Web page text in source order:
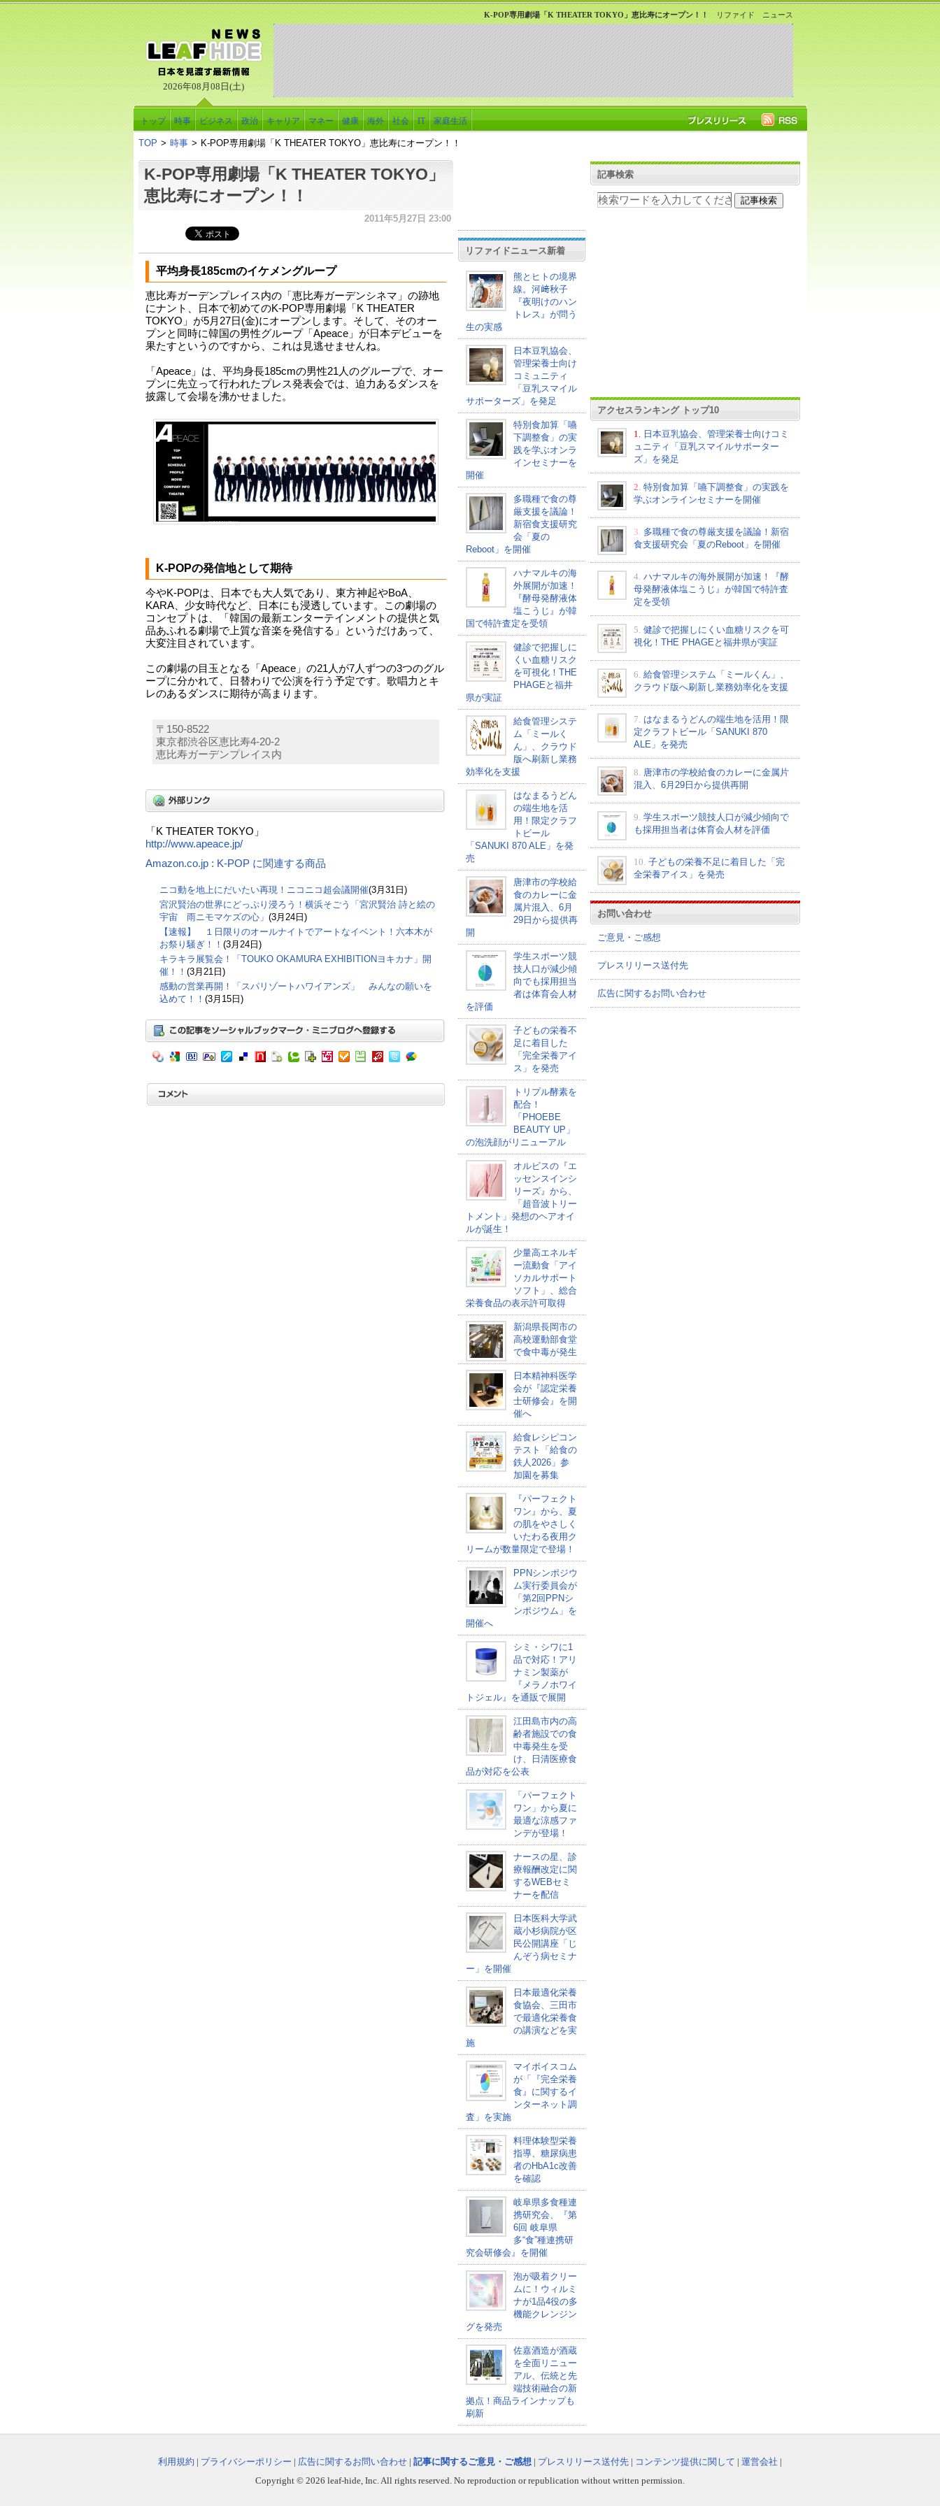
2026年08月08日(土)
リファイド ニュース
K-POP専用劇場「K THEATER TOKYO」恵比寿にオープン！！
トップ 時事 ビジネス 政治 キャリア マネー 健康 海外 社会 IT 家庭生活
TOP > 時事 > K-POP専用劇場「K THEATER TOKYO」恵比寿にオープン！！
K-POP専用劇場「K THEATER TOKYO」
恵比寿にオープン！！
2011年5月27日 23:00
平均身長185cmのイケメングループ
恵比寿ガーデンプレイス内の「恵比寿ガーデンシネマ」の跡地
にナント、日本で初めてのK-POP専用劇場「K THEATER
TOKYO」が5月27日(金)にオープンします。そして、そのオー
プンと同時に韓国の男性グループ「Apeace」が日本デビューを
果たすというのですから、これは見逃せませんね。
「Apeace」は、平均身長185cmの男性21人のグループで、オー
プンに先立って行われたプレス発表会では、迫力あるダンスを
披露して会場を沸かせました。
K-POPの発信地として期待
今やK-POPは、日本でも大人気であり、東方神起やBoA、
KARA、少女時代など、日本にも浸透しています。この劇場の
コンセプトは、「韓国の最新エンターテインメントの提供と気
品あふれる劇場で上質な音楽を発信する」というだけあって、
大変注目されています。
この劇場の目玉となる「Apeace」の21人が7人ずつの3つのグル
ープに分かれて、日替わりで公演を行う予定です。歌唱力とキ
レのあるダンスに期待が高まります。
〒150-8522
東京都渋谷区恵比寿4-20-2
恵比寿ガーデンプレイス内
「K THEATER TOKYO」
http://www.apeace.jp/
Amazon.co.jp : K-POP に関連する商品
ニコ動を地上にだいたい再現！ニコニコ超会議開催(3月31日)
宮沢賢治の世界にどっぷり浸ろう！横浜そごう「宮沢賢治 詩と絵の
宇宙 雨ニモマケズの心」 (3月24日)
【速報】 １日限りのオールナイトでアートなイベント！六本木が
お祭り騒ぎ！！ (3月24日)
キラキラ展覧会！「TOUKO OKAMURA EXHIBITIONヨキカナ」開
催！！ (3月21日)
感動の営業再開！「スパリゾートハワイアンズ」 みんなの願いを
込めて！！ (3月15日)
リファイドニュース新着
熊とヒトの境界
線。河﨑秋子
『夜明けのハン
トレス』が問う
生の実感
日本豆乳協会、
管理栄養士向け
コミュニティ
「豆乳スマイル
サポーターズ」を発足
特別食加算「嚥
下調整食」の実
践を学ぶオンラ
インセミナーを
開催
多職種で食の尊
厳支援を議論！
新宿食支援研究
会「夏の
Reboot」を開催
ハナマルキの海
外展開が加速！
『酵母発酵液体
塩こうじ』が韓
国で特許査定を受領
健診で把握しに
くい血糖リスク
を可視化！THE
PHAGEと福井
県が実証
給食管理システ
ム「ミールく
ん」、クラウド
版へ刷新し業務
効率化を支援
はなまるうどん
の端生地を活
用！限定クラフ
トビール
「SANUKI 870 ALE」を発
売
唐津市の学校給
食のカレーに金
属片混入、6月
29日から提供再
開
学生スポーツ競
技人口が減少傾
向でも採用担当
者は体育会人材
を評価
子どもの栄養不
足に着目した
「完全栄養アイ
ス」を発売
トリプル酵素を
配合！
「PHOEBE
BEAUTY UP」
の泡洗顔がリニューアル
オルビスの『エ
ッセンスインシ
リーズ』から、
「超音波トリー
トメント」発想のヘアオイ
ルが誕生！
少量高エネルギ
ー流動食「アイ
ソカルサポート
ソフト」、総合
栄養食品の表示許可取得
新潟県長岡市の
高校運動部食堂
で食中毒が発生
日本精神科医学
会が『認定栄養
士研修会』を開
催へ
給食レシピコン
テスト「給食の
鉄人2026」参
加園を募集
『パーフェクト
ワン』から、夏
の肌をやさしく
いたわる夜用ク
リームが数量限定で登場！
PPNシンポジウ
ム実行委員会が
「第2回PPNシ
ンポジウム」を
開催へ
シミ・シワに1
品で対応！アリ
ナミン製薬が
『メラノホワイ
トジェル』を通販で展開
江田島市内の高
齢者施設での食
中毒発生を受
け、日清医療食
品が対応を公表
「パーフェクト
ワン」から夏に
最適な涼感ファ
ンデが登場！
ナースの星、診
療報酬改定に関
するWEBセミ
ナーを配信
日本医科大学武
蔵小杉病院が区
民公開講座「じ
んぞう病セミナ
ー」を開催
日本最適化栄養
食協会、三田市
で最適化栄養食
の講演などを実
施
マイボイスコム
が「『完全栄養
食』に関するイ
ンターネット調
査」を実施
料理体験型栄養
指導、糖尿病患
者のHbA1c改善
を確認
岐阜県多食種連
携研究会、『第
6回 岐阜県
多“食”種連携研
究会研修会』を開催
泡が吸着クリー
ムに！ウィルミ
ナが1品4役の多
機能クレンジン
グを発売
佐嘉酒造が酒蔵
を全面リニュー
アル、伝統と先
端技術融合の新
拠点！商品ラインナップも
刷新
記事検索
アクセスランキング トップ10
1.
日本豆乳協会、管理栄養士向けコミ
ュニティ「豆乳スマイルサポーター
ズ」を発足
2. 特別食加算「嚥下調整食」の実践を
学ぶオンラインセミナーを開催
3. 多職種で食の尊厳支援を議論！新宿
食支援研究会「夏のReboot」を開催
4. ハナマルキの海外展開が加速！『酵
母発酵液体塩こうじ』が韓国で特許査
定を受領
5. 健診で把握しにくい血糖リスクを可
視化！THE PHAGEと福井県が実証
6. 給食管理システム「ミールくん」、
クラウド版へ刷新し業務効率化を支援
7. はなまるうどんの端生地を活用！限
定クラフトビール「SANUKI 870
ALE」を発売
8. 唐津市の学校給食のカレーに金属片
混入、6月29日から提供再開
9. 学生スポーツ競技人口が減少傾向で
も採用担当者は体育会人材を評価
10. 子どもの栄養不足に着目した「完
全栄養アイス」を発売
お問い合わせ
ご意見・ご感想
プレスリリース送付先
広告に関するお問い合わせ
利用規約 | プライバシーポリシー | 広告に関するお問い合わせ | 記事に関するご意見・ご感想 | プレスリリース送付先 | コンテンツ提供に関して | 運営会社 |
Copyright © 2026 leaf-hide, Inc. All rights reserved. No reproduction or republication without written permission.